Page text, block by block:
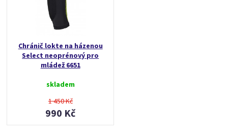
Chránič lokte na házenou
Select neoprénový pro
mládež 6651
skladem
1 450 Kč
990 Kč